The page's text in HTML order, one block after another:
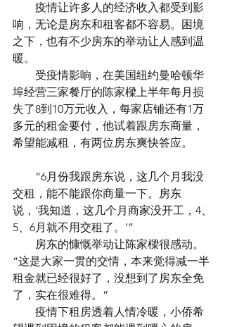
疫情让许多人的经济收入都受到影
响，无论是房东和租客都不容易。困境
之下，也有不少房东的举动让人感到温
暖。
受疫情影响，在美国纽约曼哈顿华
埠经营三家餐厅的陈家樑上半年每月损
失了8到10万元收入，每家店铺还有1万
多元的租金要付，他试着跟房东商量，
希望能减租，有两位房东爽快答应。
“6月份我跟房东说，这几个月我没
交租，能不能跟你商量一下。房东
说，‘我知道，这几个月商家没开工，4、
5、6月就不用交租了。’”
房东的慷慨举动让陈家樑很感动。
“这是大家一贯的交情，本来觉得减一半
租金就已经很好了，没想到了房东全免
了，实在很难得。”
疫情下租房透着人情冷暖，小侨希